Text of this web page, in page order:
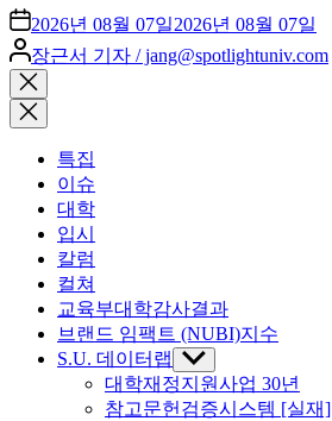
2026년 08월 07일2026년 08월 07일
Posted
by
장근서 기자 / jang@spotlightuniv.com
Close
search
특집
이슈
대학
입시
칼럼
컬쳐
교육부대학감사결과
브랜드 임팩트 (NUBI)지수
S.U. 데이터랩
Show
sub
menu
대학재정지원사업 30년
참고문헌검증시스템 [실재]